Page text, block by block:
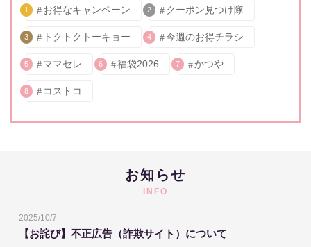
1 お得なキャンペーン 2 クーポン見つけ隊
3 トクトクトーキョー 4 今週のお得チラシ
5 ママセレ 6 福袋2026 7 かつや
8 コストコ
お知らせ
INFO
2025/10/7
【お詫び】不正広告（詐欺サイト）について